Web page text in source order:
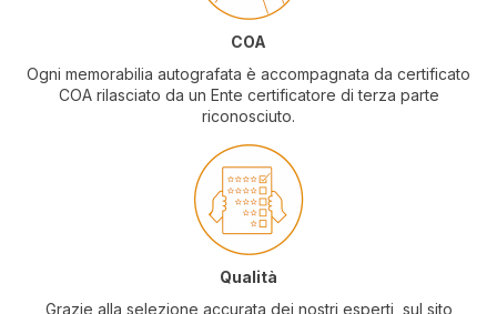
COA
Ogni memorabilia autografata è accompagnata da certificato
COA rilasciato da un Ente certificatore di terza parte
riconosciuto.
Qualità
Grazie alla selezione accurata dei nostri esperti, sul sito